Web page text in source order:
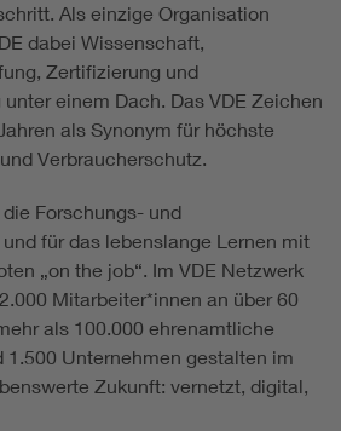
Als einzige Organisation
dabei Wissenschaft,
Zertifizierung und
einem Dach. Das VDE Zeichen
als Synonym für höchste
Verbraucherschutz.
Forschungs- und
für das lebenslange Lernen mit
„on the job“. Im VDE Netzwerk
Mitarbeiter*innen an über 60
als 100.000 ehrenamtliche
1.500 Unternehmen gestalten im
Zukunft: vernetzt, digital,